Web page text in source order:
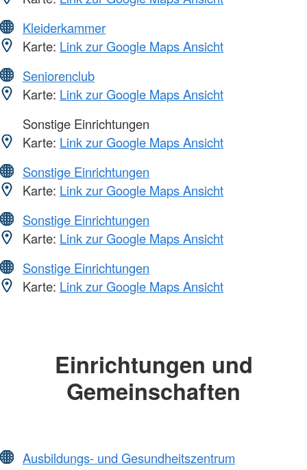
Kleiderkammer
Karte: Link zur Google Maps Ansicht
Seniorenclub
Karte: Link zur Google Maps Ansicht
Sonstige Einrichtungen
Karte: Link zur Google Maps Ansicht
Sonstige Einrichtungen
Karte: Link zur Google Maps Ansicht
Sonstige Einrichtungen
Karte: Link zur Google Maps Ansicht
Sonstige Einrichtungen
Karte: Link zur Google Maps Ansicht
Einrichtungen und
Gemeinschaften
Ausbildungs- und Gesundheitszentrum